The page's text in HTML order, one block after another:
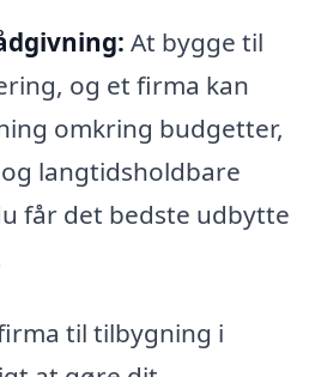
At bygge til
og et firma kan
omkring budgetter,
langtidsholdbare
får det bedste udbytte
til tilbygning i